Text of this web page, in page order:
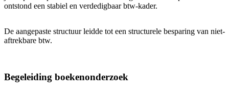
ontstond een stabiel en verdedigbaar btw-kader.
De aangepaste structuur leidde tot een structurele besparing van niet-
aftrekbare btw.
Begeleiding boekenonderzoek